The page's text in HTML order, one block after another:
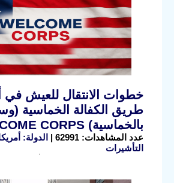
خطوات الانتقال للعيش في
طريق الكفالة الخماسية
بالخماسية) WELCOME CORPS
عدد المشاهدات: 62991 | الدولة:
التأشيرات